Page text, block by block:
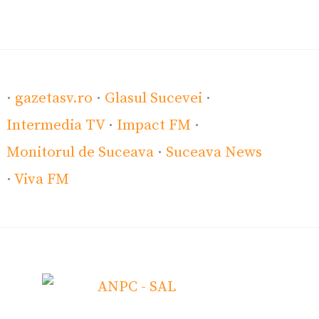
· gazetasv.ro · Glasul Sucevei ·
Intermedia TV· Impact FM ·
Monitorul de Suceava · Suceava News
·Viva FM